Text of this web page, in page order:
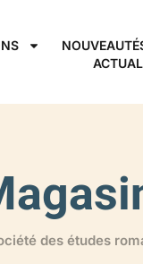
des études